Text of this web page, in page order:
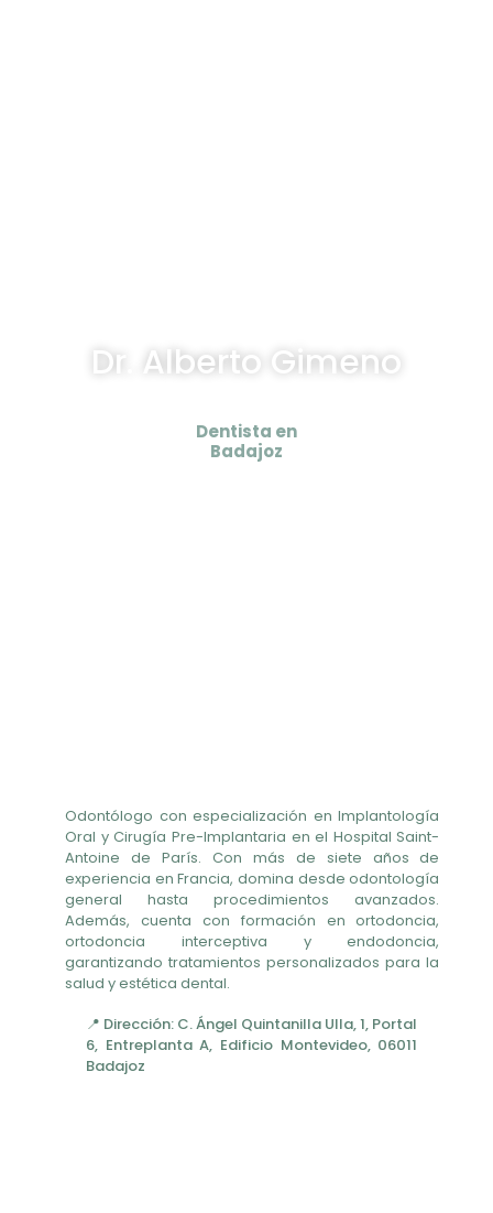
Dr. Alberto Gimeno
Dentista en
Badajoz
Odontólogo con especialización en Implantología
Oral y Cirugía Pre-Implantaria en el Hospital Saint-
Antoine de París. Con más de siete años de
experiencia en Francia, domina desde odontología
general hasta procedimientos avanzados.
Además, cuenta con formación en ortodoncia,
ortodoncia interceptiva y endodoncia,
garantizando tratamientos personalizados para la
salud y estética dental.
📍 Dirección: C. Ángel Quintanilla Ulla, 1, Portal
6, Entreplanta A, Edificio Montevideo, 06011
Badajoz